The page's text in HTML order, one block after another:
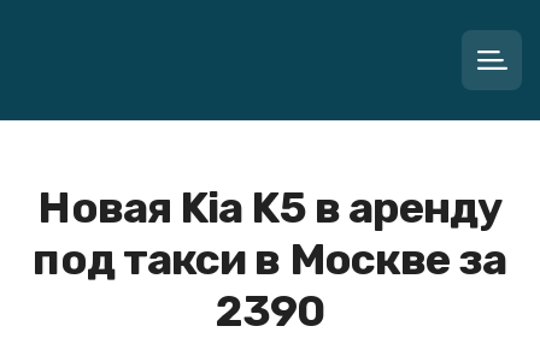
Новая Kia K5 в аренду
под такси в Москве за
2390